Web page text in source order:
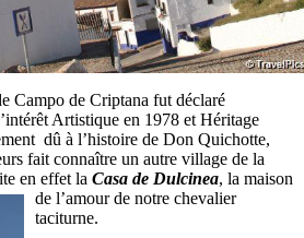
Campo de Criptana fut déclaré
Artistique en 1978 et Héritage
dû à l’histoire de Don Quichotte,
fait connaître un autre village de la
en effet la Casa de Dulcinea, la maison
de l’amour de notre chevalier
taciturne.